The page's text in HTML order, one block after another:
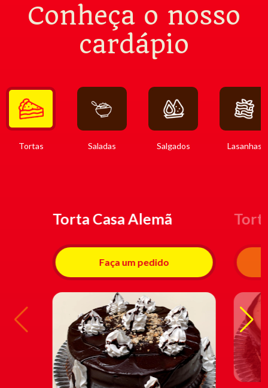
Conheça o nosso
cardápio
Tortas Saladas Salgados Lasanhas
Torta Casa Alemã
Faça um pedido